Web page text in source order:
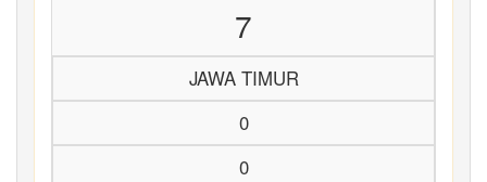
7
JAWA TIMUR
0
0